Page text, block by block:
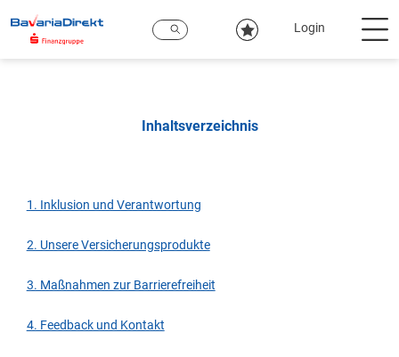
Hauptinhalt
Login
Inhaltsverzeichnis
1. Inklusion und Verantwortung
2. Unsere Versicherungsprodukte
3. Maßnahmen zur Barrierefreiheit
4. Feedback und Kontakt